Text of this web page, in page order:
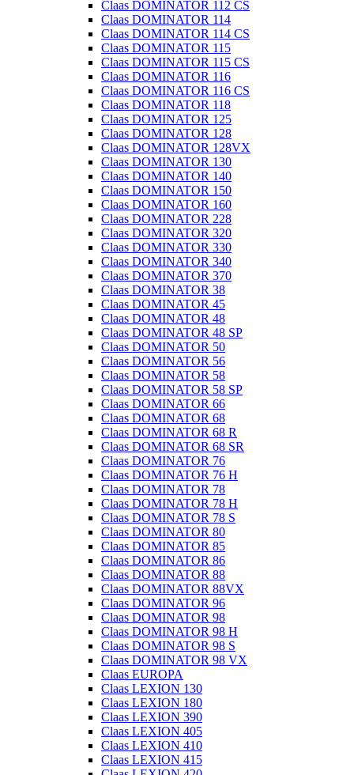
Claas DOMINATOR 112 CS
Claas DOMINATOR 114
Claas DOMINATOR 114 CS
Claas DOMINATOR 115
Claas DOMINATOR 115 CS
Claas DOMINATOR 116
Claas DOMINATOR 116 CS
Claas DOMINATOR 118
Claas DOMINATOR 125
Claas DOMINATOR 128
Claas DOMINATOR 128VX
Claas DOMINATOR 130
Claas DOMINATOR 140
Claas DOMINATOR 150
Claas DOMINATOR 160
Claas DOMINATOR 228
Claas DOMINATOR 320
Claas DOMINATOR 330
Claas DOMINATOR 340
Claas DOMINATOR 370
Claas DOMINATOR 38
Claas DOMINATOR 45
Claas DOMINATOR 48
Claas DOMINATOR 48 SP
Claas DOMINATOR 50
Claas DOMINATOR 56
Claas DOMINATOR 58
Claas DOMINATOR 58 SP
Claas DOMINATOR 66
Claas DOMINATOR 68
Claas DOMINATOR 68 R
Claas DOMINATOR 68 SR
Claas DOMINATOR 76
Claas DOMINATOR 76 H
Claas DOMINATOR 78
Claas DOMINATOR 78 H
Claas DOMINATOR 78 S
Claas DOMINATOR 80
Claas DOMINATOR 85
Claas DOMINATOR 86
Claas DOMINATOR 88
Claas DOMINATOR 88VX
Claas DOMINATOR 96
Claas DOMINATOR 98
Claas DOMINATOR 98 H
Claas DOMINATOR 98 S
Claas DOMINATOR 98 VX
Claas EUROPA
Claas LEXION 130
Claas LEXION 180
Claas LEXION 390
Claas LEXION 405
Claas LEXION 410
Claas LEXION 415